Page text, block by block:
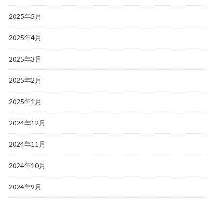
2025年5月
2025年4月
2025年3月
2025年2月
2025年1月
2024年12月
2024年11月
2024年10月
2024年9月